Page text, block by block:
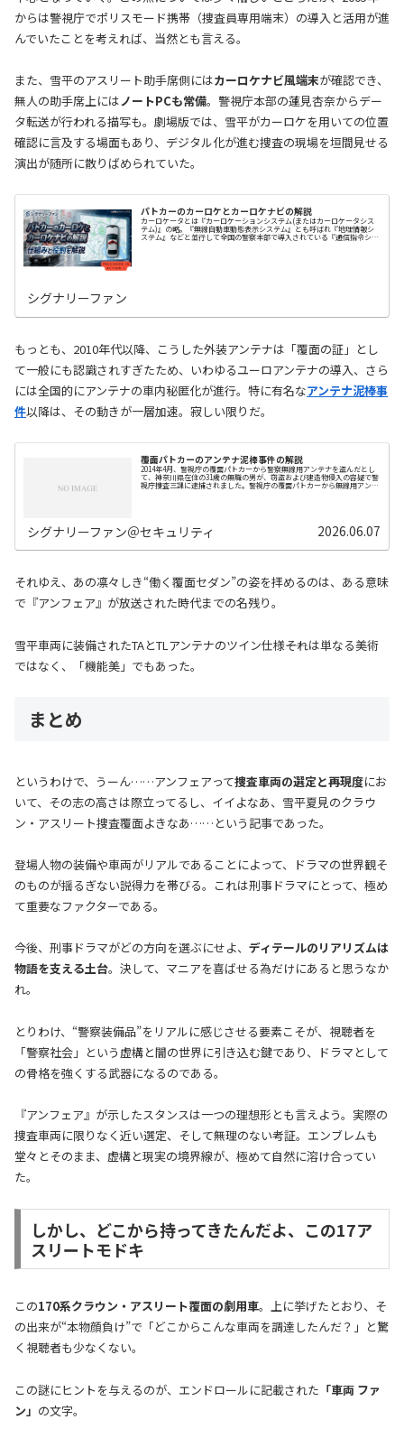
からは警視庁でポリスモード携帯（捜査員専用端末）の導入と活用が進
んでいたことを考えれば、当然とも言える。
また、雪平のアスリート助手席側にはカーロケナビ風端末が確認でき、
無人の助手席上にはノートPCも常備。警視庁本部の蓮見杏奈からデー
タ転送が行われる描写も。劇場版では、雪平がカーロケを用いての位置
確認に言及する場面もあり、デジタル化が進む捜査の現場を垣間見せる
演出が随所に散りばめられていた。
パトカーのカーロケとカーロケナビの解説
カーロケータとは『カーロケーションシステム(またはカーロケータシス
テム)』の略。『無線自動車動態表示システム』とも呼ばれ『地理情報シ
ステム』などと並行して全国の警察本部で導入されている『通信指令シス
シグナリーファン
もっとも、2010年代以降、こうした外装アンテナは「覆面の証」とし
て一般にも認識されすぎたため、いわゆるユーロアンテナの導入、さら
には全国的にアンテナの車内秘匿化が進行。特に有名なアンテナ泥棒事
件以降は、その動きが一層加速。寂しい限りだ。
覆面パトカーのアンテナ泥棒事件の解説
2014年4月、警視庁の覆面パトカーから警察無線用アンテナを盗んだとし
て、神奈川県在住の31歳の無職の男が、窃盗および建造物侵入の容疑で警
視庁捜査三課に逮捕されました。警視庁の覆面パトカーから無線用アンテ
シグナリーファン＠セキュリティ 2026.06.07
それゆえ、あの凛々しき“働く覆面セダン”の姿を拝めるのは、ある意味
で『アンフェア』が放送された時代までの名残り。
雪平車両に装備されたTAとTLアンテナのツイン仕様――それは単なる美術
ではなく、「機能美」でもあった。
まとめ
というわけで、うーん……アンフェアって捜査車両の選定と再現度にお
いて、その志の高さは際立ってるし、イイよなあ、雪平夏見のクラウ
ン・アスリート捜査覆面よきなあ……という記事であった。
登場人物の装備や車両がリアルであることによって、ドラマの世界観そ
のものが揺るぎない説得力を帯びる。これは刑事ドラマにとって、極め
て重要なファクターである。
今後、刑事ドラマがどの方向を選ぶにせよ、 ディテールのリアリズムは
物語を支える土台。決して、マニアを喜ばせる為だけにあると思うなか
れ。
とりわけ、“警察装備品”をリアルに感じさせる要素こそが、視聴者を
「警察社会」という虚構と闇の世界に引き込む鍵であり、ドラマとして
の骨格を強くする武器になるのである。
『アンフェア』が示したスタンスは一つの理想形とも言えよう。実際の
捜査車両に限りなく近い選定、そして無理のない考証。エンブレムも
堂々とそのまま、虚構と現実の境界線が、極めて自然に溶け合ってい
た。
しかし、どこから持ってきたんだよ、この17ア
スリートモドキ
この170系クラウン・アスリート覆面の劇用車。上に挙げたとおり、そ
の出来が“本物顔負け”で「どこからこんな車両を調達したんだ？」と驚
く視聴者も少なくない。
この謎にヒントを与えるのが、エンドロールに記載された 「車両 ファ
ン」 の文字。